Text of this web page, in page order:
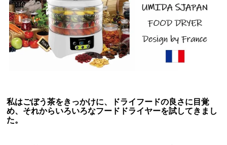
私はごぼう茶をきっかけに、ドライフードの良さに目覚
め、それからいろいろなフードドライヤーを試してきまし
た。